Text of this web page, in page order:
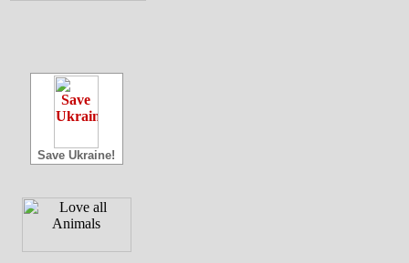
Save Ukraine!